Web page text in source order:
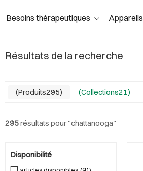
Besoins thérapeutiques Appareils
Résultats de la recherche
Produits295 Collections21
295résultats pour "chattanooga"
Disponibilité